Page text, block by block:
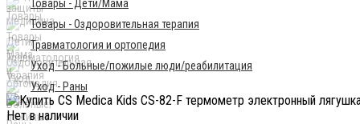
Товары - Дети/Мама
Товары - Оздоровительная терапия
Травматология и ортопедия
Уход - Больные/пожилые люди/реабилитация
Уход - Раны
Нет в наличии